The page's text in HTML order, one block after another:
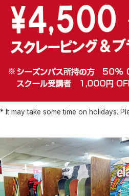
* It may take some time on holidays.